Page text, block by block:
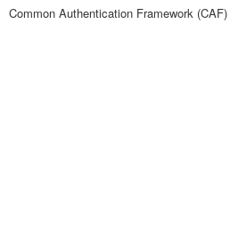
Common Authentication Framework (CAF)